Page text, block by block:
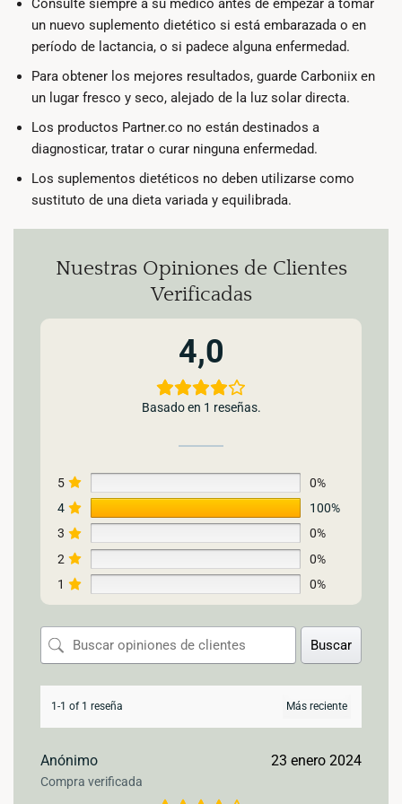
Consulte siempre a su médico antes de empezar a tomar
un nuevo suplemento dietético si está embarazada o en
período de lactancia, o si padece alguna enfermedad.
Para obtener los mejores resultados, guarde Carboniix en
un lugar fresco y seco, alejado de la luz solar directa.
Los productos Partner.co no están destinados a
diagnosticar, tratar o curar ninguna enfermedad.
Los suplementos dietéticos no deben utilizarse como
sustituto de una dieta variada y equilibrada.
Nuestras Opiniones de Clientes
Verificadas
4,0
Basado en 1 reseñas.
5
0%
4
100%
3
0%
2
0%
1
0%
Buscar
1-1 of 1 reseña
Anónimo
Compra verificada
23 enero 2024